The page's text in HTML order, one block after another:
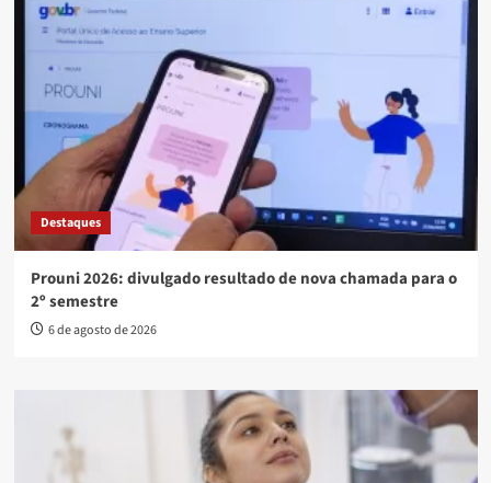
Destaques
Prouni 2026: divulgado resultado de nova chamada para o
2º semestre
6 de agosto de 2026